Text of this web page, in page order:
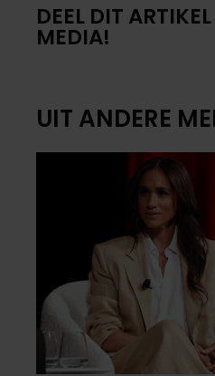
DEEL DIT
MEDIA!
UIT ANDERE